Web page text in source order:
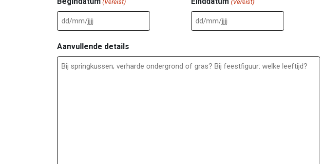
slash
MM
slash
JJJJ
slash
MM
JJJJ
Aanvullende details